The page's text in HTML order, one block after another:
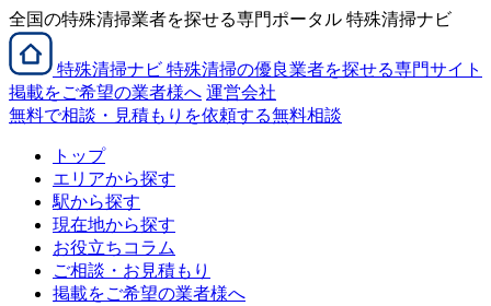
全国の特殊清掃業者を探せる専門ポータル 特殊清掃ナビ
特殊清掃ナビ 特殊清掃の優良業者を探せる専門サイト
掲載をご希望の業者様へ 運営会社
無料で相談・見積もりを依頼する無料相談
トップ
エリアから探す
駅から探す
現在地から探す
お役立ちコラム
ご相談・お見積もり
掲載をご希望の業者様へ